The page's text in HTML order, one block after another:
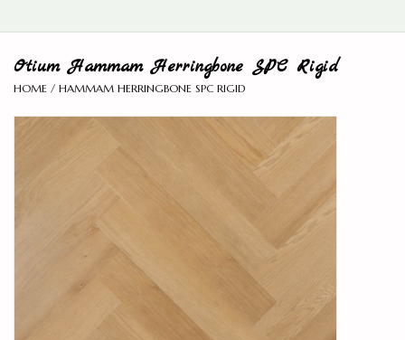
Parket
Wand en trap
Otium Hammam Herringbone SPC Rigid
HOME / HAMMAM HERRINGBONE SPC RIGID